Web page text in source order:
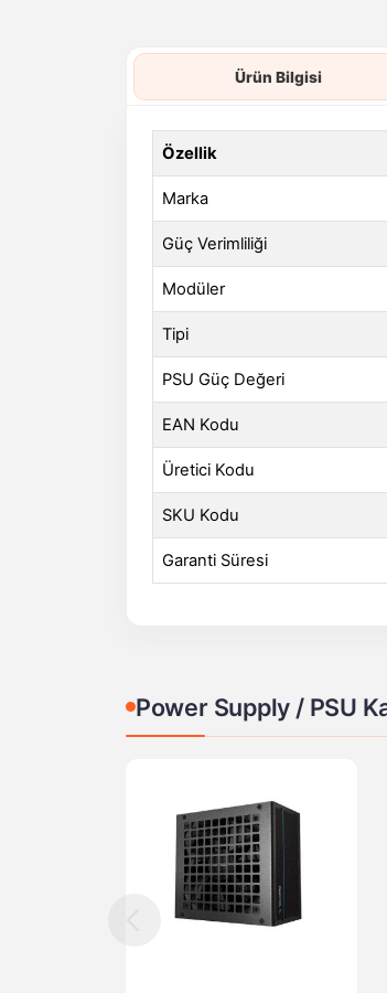
Ürün Bilgisi
Özellik
Marka
Güç Verimliliği
Modüler
Tipi
PSU Güç Değeri
EAN Kodu
Üretici Kodu
SKU Kodu
Garanti Süresi
Power Supply / PSU